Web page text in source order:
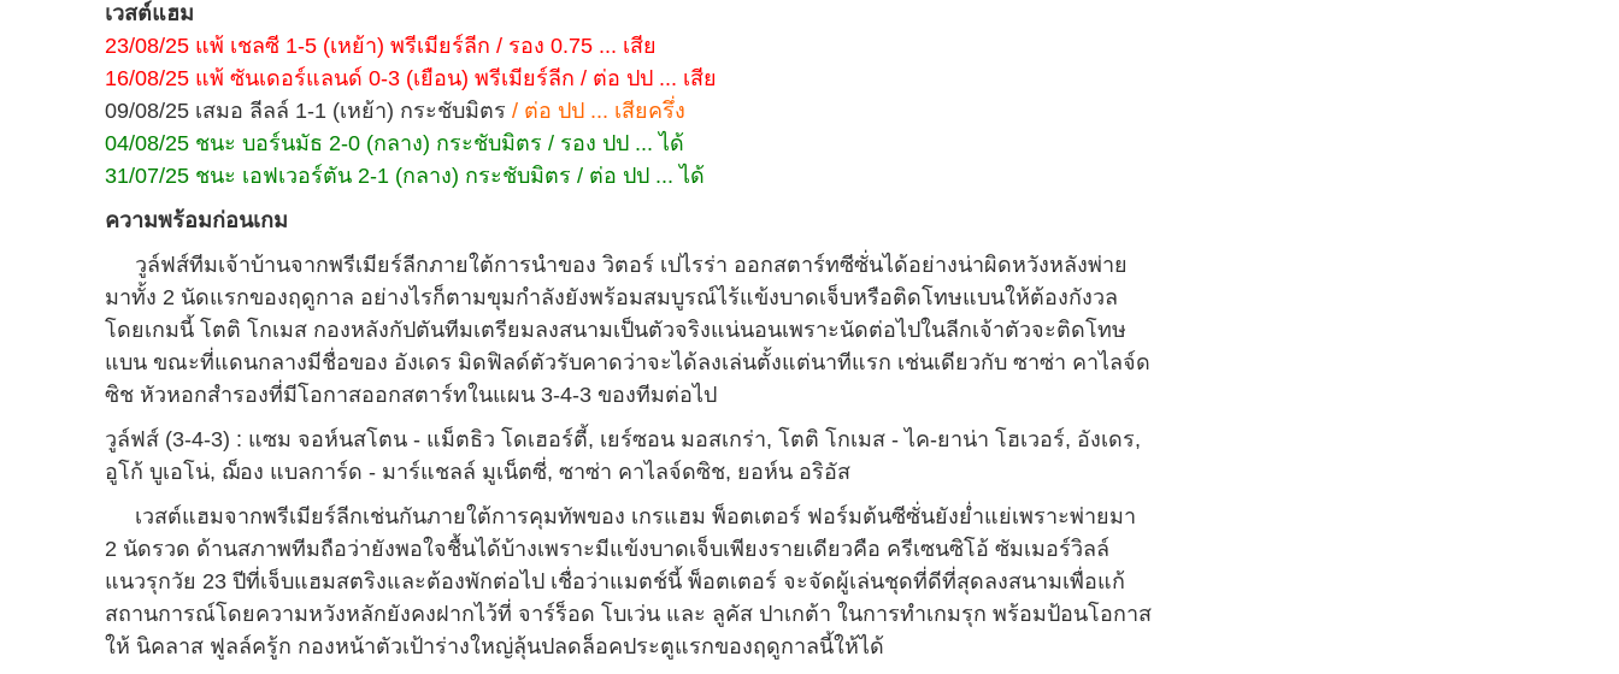
เวสต์แฮม
23/08/25 แพ้ เชลซี 1-5 (เหย้า) พรีเมียร์ลีก / รอง 0.75 ... เสีย
16/08/25 แพ้ ซันเดอร์แลนด์ 0-3 (เยือน) พรีเมียร์ลีก / ต่อ ปป ... เสีย
09/08/25 เสมอ ลีลล์ 1-1 (เหย้า) กระชับมิตร / ต่อ ปป ... เสียครึ่ง
04/08/25 ชนะ บอร์นมัธ 2-0 (กลาง) กระชับมิตร / รอง ปป ... ได้
31/07/25 ชนะ เอฟเวอร์ตัน 2-1 (กลาง) กระชับมิตร / ต่อ ปป ... ได้
ความพร้อมก่อนเกม
วูล์ฟส์ทีมเจ้าบ้านจากพรีเมียร์ลีกภายใต้การนำของ วิตอร์ เปไรร่า ออกสตาร์ทซีซั่นได้อย่างน่าผิดหวังหลังพ่าย
มาทั้ง 2 นัดแรกของฤดูกาล อย่างไรก็ตามขุมกำลังยังพร้อมสมบูรณ์ไร้แข้งบาดเจ็บหรือติดโทษแบนให้ต้องกังวล
โดยเกมนี้ โตติ โกเมส กองหลังกัปตันทีมเตรียมลงสนามเป็นตัวจริงแน่นอนเพราะนัดต่อไปในลีกเจ้าตัวจะติดโทษ
แบน ขณะที่แดนกลางมีชื่อของ อังเดร มิดฟิลด์ตัวรับคาดว่าจะได้ลงเล่นตั้งแต่นาทีแรก เช่นเดียวกับ ซาซ่า คาไลจ์ด
ซิช หัวหอกสำรองที่มีโอกาสออกสตาร์ทในแผน 3-4-3 ของทีมต่อไป
วูล์ฟส์ (3-4-3) : แซม จอห์นสโตน - แม็ตธิว โดเฮอร์ตี้, เยร์ซอน มอสเกร่า, โตติ โกเมส - ไค-ยาน่า โฮเวอร์, อังเดร,
อูโก้ บูเอโน่, ฌ็อง แบลการ์ด - มาร์แชลล์ มูเน็ตซี่, ซาซ่า คาไลจ์ดซิช, ยอห์น อริอัส
เวสต์แฮมจากพรีเมียร์ลีกเช่นกันภายใต้การคุมทัพของ เกรแฮม พ็อตเตอร์ ฟอร์มต้นซีซั่นยังย่ำแย่เพราะพ่ายมา
2 นัดรวด ด้านสภาพทีมถือว่ายังพอใจชื้นได้บ้างเพราะมีแข้งบาดเจ็บเพียงรายเดียวคือ ครีเซนซิโอ้ ซัมเมอร์วิลล์
แนวรุกวัย 23 ปีที่เจ็บแฮมสตริงและต้องพักต่อไป เชื่อว่าแมตช์นี้ พ็อตเตอร์ จะจัดผู้เล่นชุดที่ดีที่สุดลงสนามเพื่อแก้
สถานการณ์โดยความหวังหลักยังคงฝากไว้ที่ จาร์ร็อด โบเว่น และ ลูคัส ปาเกต้า ในการทำเกมรุก พร้อมป้อนโอกาส
ให้ นิคลาส ฟูลล์ครู้ก กองหน้าตัวเป้าร่างใหญ่ลุ้นปลดล็อคประตูแรกของฤดูกาลนี้ให้ได้